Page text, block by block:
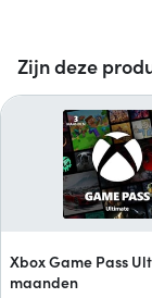
Zijn deze
Xbox Game Pass
maanden